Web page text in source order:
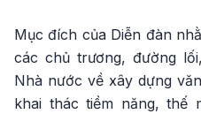
Mục đích của Diễn đàn
các chủ trương, đường
Nhà nước về xây dựng
khai thác tiềm năng, thế